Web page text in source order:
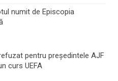
numit de Episcopia
pentru preşedintele AJF
curs UEFA